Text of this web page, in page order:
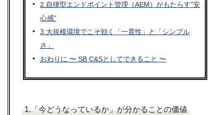
2.自律型エンドポイント管理（AEM）がもたらす"安
心感"
3.大規模環境でこそ効く「一貫性」と「シンプル
さ」
おわりに 〜 SB C&Sとしてできること 〜
1.「今どうなっているか」が分かることの価値